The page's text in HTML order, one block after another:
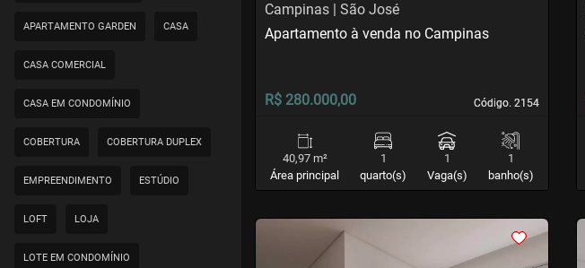
APARTAMENTO GARDEN CASA
CASA COMERCIAL
CASA EM CONDOMÍNIO
COBERTURA COBERTURA DUPLEX
EMPREENDIMENTO ESTÚDIO
LOFT LOJA
LOTE EM CONDOMÍNIO
Campinas | São José
Código. 2154
Código. 2154
Apartamento à venda no Campinas
R$ 280.000,00
40,97 m²
Área principal
1
quarto(s)
1
Vaga(s)
1
banho(s)
< <